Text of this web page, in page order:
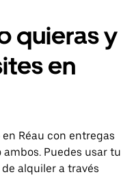
quieras y
en
Réau con entregas
Puedes usar tu
alquiler a través